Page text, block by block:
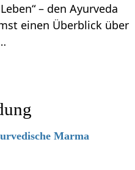
– den Ayurveda
einen Überblick über
Marma